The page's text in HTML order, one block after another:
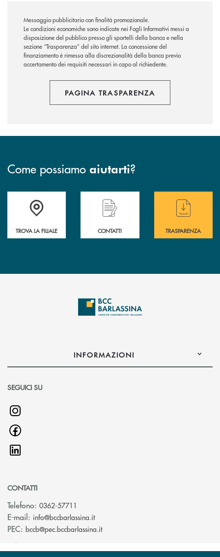
Messaggio pubblicitario con finalità promozionale.
Le condizioni economiche sono indicate nei Fogli Informativi messi a
disposizione del pubblico presso gli sportelli della banca e nella
sezione “Trasparenza” del sito internet.La concessione del
finanziamento è rimessa alla discrezionalità della banca previo
accertamento dei requisiti necessari in capo al richiedente.
PAGINA TRASPARENZA
Come possiamo aiutarti?
Accedi all' elenco completo delle filiali di BCC Barlassina.
TROVA LA FILIALE
Hai bisogno di assistenza immediata ?
CONTATTI
Hai bisogno di
TRASPARENZA
INFORMAZIONI
SEGUICI SU
CONTATTI
Telefono: 0362-57711
E-mail: info@bccbarlassina.it(si apre l’app di posta elettronica)
PEC: bccb@pec.bccbarlassina.it(si apre l’app di posta elettronica)